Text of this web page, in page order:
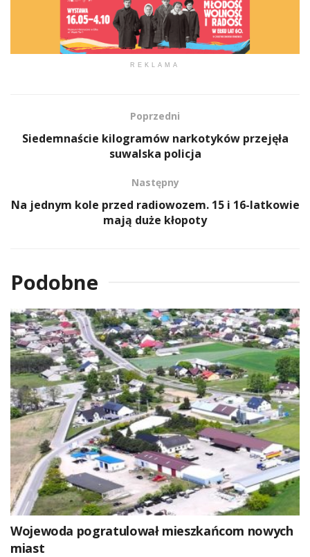
REKLAMA
Poprzedni
Siedemnaście kilogramów narkotyków przejęła
suwalska policja
Następny
Na jednym kole przed radiowozem. 15 i 16-latkowie
mają duże kłopoty
Podobne
Wojewoda pogratulował mieszkańcom nowych
miast